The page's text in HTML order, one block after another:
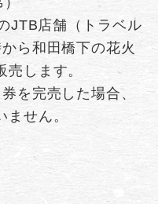
JTB店舗（トラベル
ら和田橋下の花火
します。
を完売した場合、
せん。